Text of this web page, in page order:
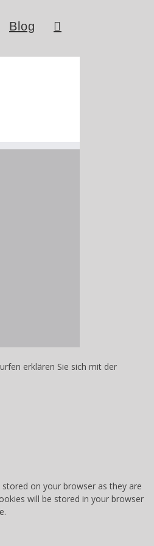
Blog
erklären Sie sich mit der
on your browser as they are
will be stored in your browser